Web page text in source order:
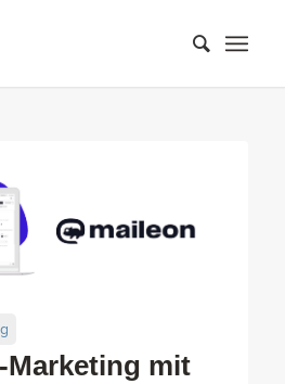
Marketing mit